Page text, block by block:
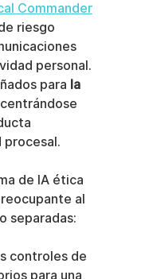
Commander
riesgo
personal.
para la
procesal.
de IA ética
al
separadas:
controles de
para una